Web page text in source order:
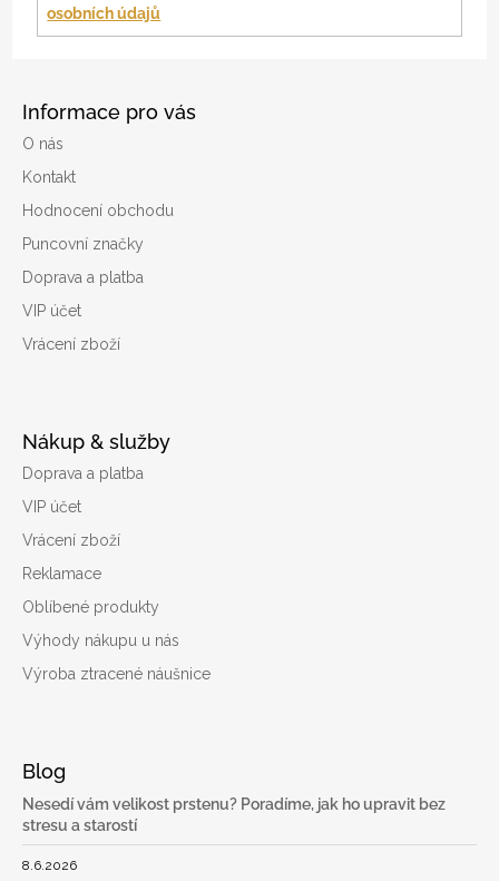
Informace pro vás
O nás
Kontakt
Hodnocení obchodu
Puncovní značky
Doprava a platba
VIP účet
Vrácení zboží
Nákup & služby
Doprava a platba
VIP účet
Vrácení zboží
Reklamace
Oblíbené produkty
Výhody nákupu u nás
Výroba ztracené náušnice
Blog
Nesedí vám velikost prstenu? Poradíme, jak ho upravit bez
stresu a starostí
8.6.2026
osobních údajů